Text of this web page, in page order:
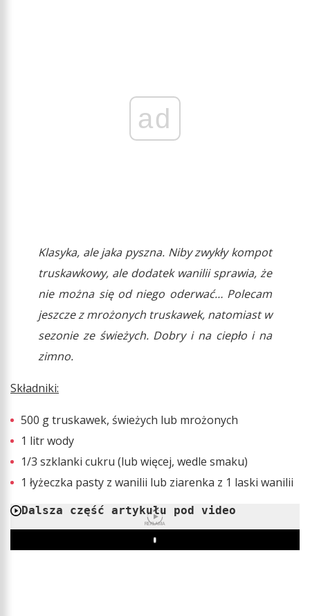
ad
Klasyka, ale jaka pyszna. Niby zwykły kompot
truskawkowy, ale dodatek wanilii sprawia, że
nie można się od niego oderwać… Polecam
jeszcze z mrożonych truskawek, natomiast w
sezonie ze świeżych. Dobry i na ciepło i na
zimno.
Składniki:
500 g truskawek, świeżych lub mrożonych
1 litr wody
1/3 szklanki cukru (lub więcej, wedle smaku)
1 łyżeczka pasty z wanilii lub ziarenka z 1 laski wanilii
Dalsza część artykułu pod video
REKLAMA
Play